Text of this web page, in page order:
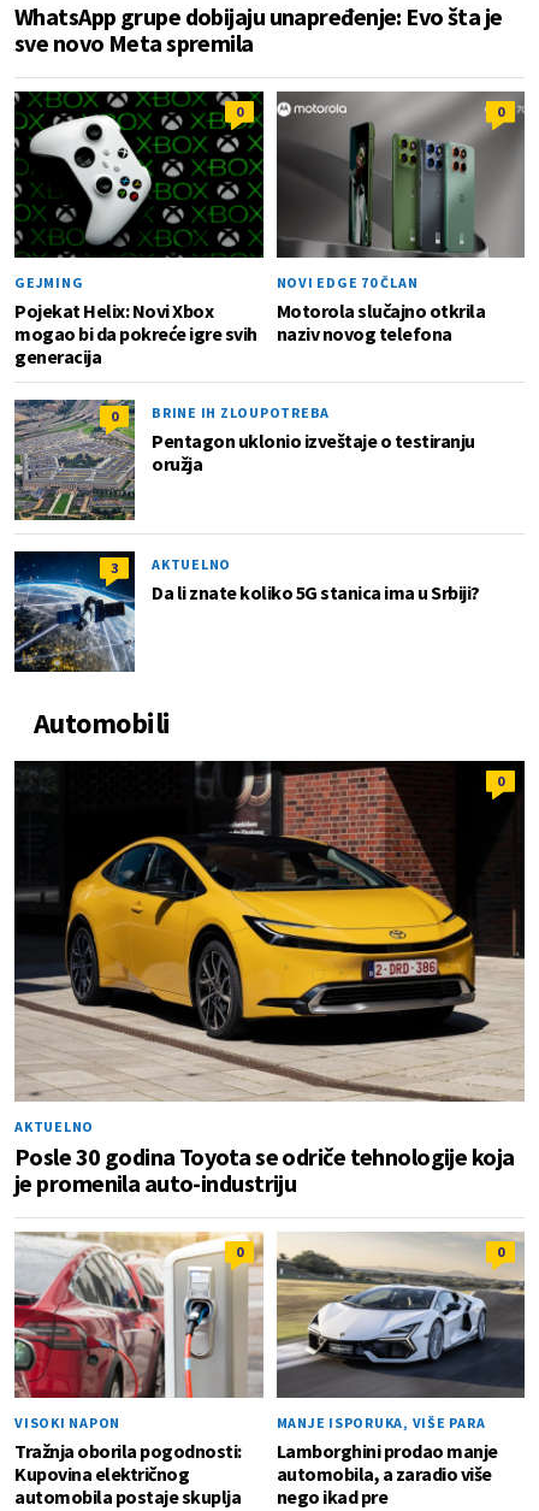
WhatsApp grupe dobijaju unapređenje: Evo šta je
sve novo Meta spremila
0
GEJMING
Pojekat Helix: Novi Xbox
mogao bi da pokreće igre svih
generacija
0
NOVI EDGE 70 ČLAN
Motorola slučajno otkrila
naziv novog telefona
0 BRINE IH ZLOUPOTREBA
Pentagon uklonio izveštaje o testiranju
oružja
3 AKTUELNO
Da li znate koliko 5G stanica ima u Srbiji?
Automobili
0
AKTUELNO
Posle 30 godina Toyota se odriče tehnologije koja
je promenila auto-industriju
0
VISOKI NAPON
Tražnja oborila pogodnosti:
Kupovina električnog
automobila postaje skuplja
0
MANJE ISPORUKA, VIŠE PARA
Lamborghini prodao manje
automobila, a zaradio više
nego ikad pre